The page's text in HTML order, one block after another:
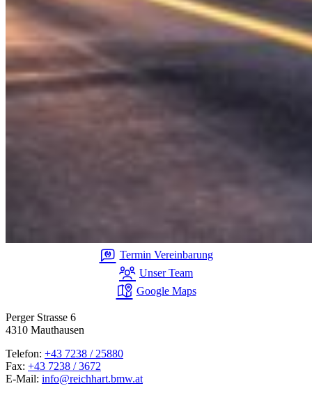
Termin Vereinbarung
Unser Team
Google Maps
Perger Strasse 6
4310 Mauthausen
Telefon: +43 7238 / 25880
Fax: +43 7238 / 3672
E-Mail: info@reichhart.bmw.at